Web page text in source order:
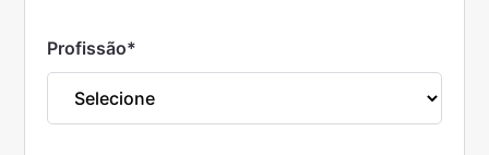
Profissão*